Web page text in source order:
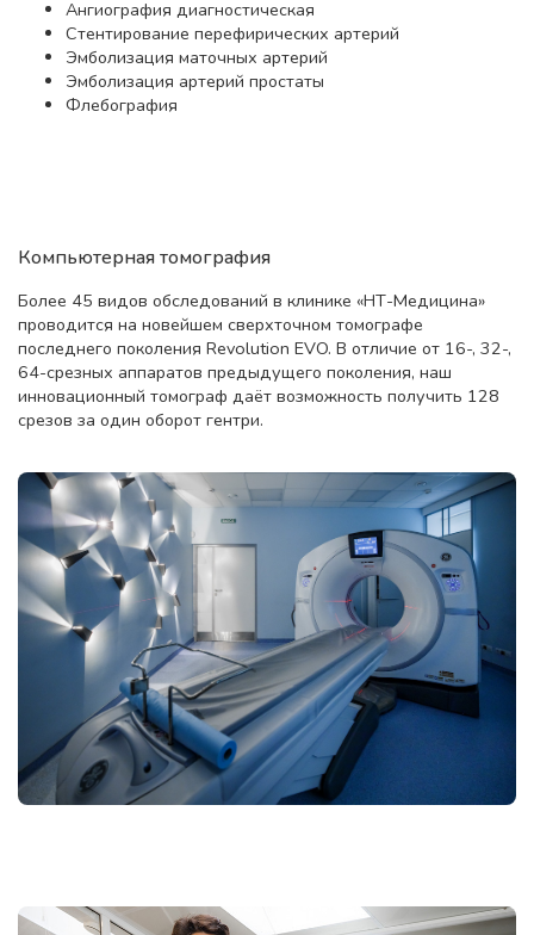
Ангиография диагностическая
Стентирование перефирических артерий
Эмболизация маточных артерий
Эмболизация артерий простаты
Флебография
Компьютерная томография
Более 45 видов обследований в клинике «НТ-Медицина»
проводится на новейшем сверхточном томографе
последнего поколения Revolution EVO. В отличие от 16-, 32-,
64-срезных аппаратов предыдущего поколения, наш
инновационный томограф даёт возможность получить 128
срезов за один оборот гентри.